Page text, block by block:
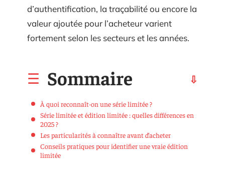
d’authentification, la traçabilité ou encore la
valeur ajoutée pour l’acheteur varient
fortement selon les secteurs et les années.
Sommaire
À quoi reconnaît-on une série limitée ?
Série limitée et édition limitée : quelles différences en
2025 ?
Les particularités à connaître avant d’acheter
Conseils pratiques pour identifier une vraie édition
limitée